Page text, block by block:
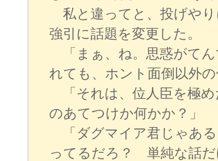
私と違ってと、投げや
強引に話題を変更した。
「まぁ、ね。思惑がて
れても、ホント面倒以外
「それは、位人臣を極
のあてつけか何かか？」
「ダグマイア君じゃあ
ってるだろ？ 単純な話